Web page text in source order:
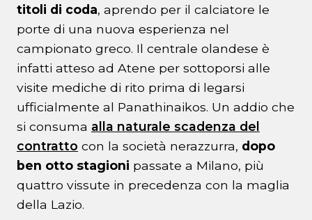
titoli di coda, aprendo per il calciatore le
porte di una nuova esperienza nel
campionato greco. Il centrale olandese è
infatti atteso ad Atene per sottoporsi alle
visite mediche di rito prima di legarsi
ufficialmente al Panathinaikos. Un addio che
si consuma alla naturale scadenza del
contratto con la società nerazzurra, dopo
ben otto stagioni passate a Milano, più
quattro vissute in precedenza con la maglia
della Lazio.